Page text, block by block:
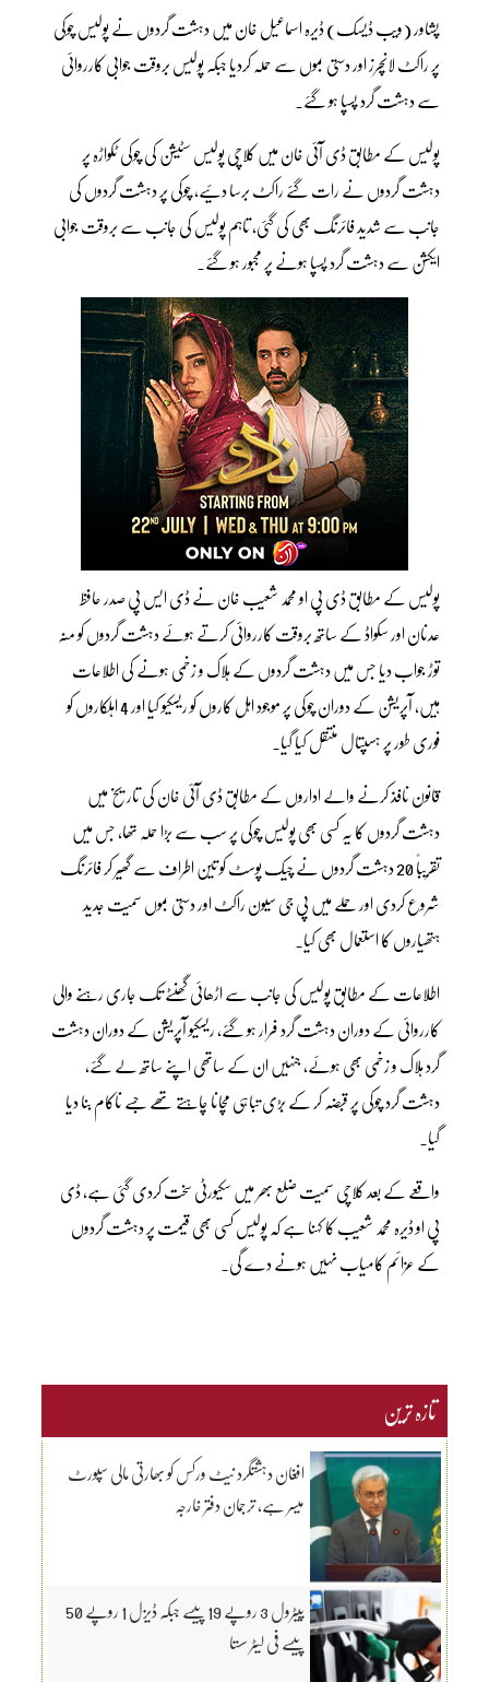
پشاور (ویب ڈیسک) ڈیرہ اسماعیل خان میں دہشت گردوں نے پولیس چوکی
پر راکٹ لانچرز اور دستی بموں سے حملہ کردیا جبکہ پولیس بروقت جوابی کارروائی
سے دہشت گرد پسپا ہو گئے۔
پولیس کے مطابق ڈی آئی خان میں کلاچی پولیس سٹیشن کی چوکی ٹکواڑہ پر
دہشت گردوں نے رات گئے راکٹ برسا دئیے، چوکی پر دہشت گردوں کی
جانب سے شدید فائرنگ بھی کی گئی، تاہم پولیس کی جانب سے بروقت جوابی
ایکشن سے دہشت گرد پسپا ہونے پر مجبور ہو گئے۔
پولیس کے مطابق ڈی پی او محمد شعیب خان نے ڈی ایس پی صدر حافظ
عدنان اور سکواڈ کے ساتھ بروقت کارروائی کرتے ہوئے دہشت گردوں کو منہ
توڑ جواب دیا جس میں دہشت گردوں کے ہلاک و زخمی ہونے کی اطلاعات
ہیں، آپریشن کے دوران چوکی پر موجود اہل کاروں کو ریسکیو کیا اور 4 اہلکاروں کو
فوری طور پر ہسپتال منتقل کیا گیا۔
قانون نافذ کرنے والے اداروں کے مطابق ڈی آئی خان کی تاریخ میں
دہشت گردوں کا یہ کسی بھی پولیس چوکی پر سب سے بڑا حملہ تھا، جس میں
تقریباً 20 دہشت گردوں نے چیک پوسٹ کو تین اطراف سے گھیر کر فائرنگ
شروع کردی اور حملے میں پی جی سیون راکٹ اور دستی بموں سمیت جدید
ہتھیاروں کا استعمال بھی کیا۔
اطلاعات کے مطابق پولیس کی جانب سے اڑھائی گھنٹے تک جاری رہنے والی
کارروائی کے دوران دہشت گرد فرار ہو گئے، ریسکیو آپریشن کے دوران دہشت
گرد ہلاک و زخمی بھی ہوئے، جنہیں ان کے ساتھی اپنے ساتھ لے گئے،
دہشت گرد چوکی پر قبضہ کر کے بڑی تباہی مچانا چاہتے تھے جسے ناکام بنا دیا
گیا۔
واقعے کے بعد کلاچی سمیت ضلع بھر میں سکیورٹی سخت کردی گئی ہے، ڈی
پی او ڈیرہ محمد شعیب کا کہنا ہے کہ پولیس کسی بھی قیمت پر دہشت گردوں
کے عزائم کامیاب نہیں ہونے دے گی۔
تازہ ترین
افغان دہشتگرد نیٹ ورکس کو بھارتی مالی سپورٹ
میسر ہے، ترجمان دفتر خارجہ
پیٹرول 3 روپے 19 پیسے جبکہ ڈیزل 1 روپے 50
پیسے فی لیٹر سستا